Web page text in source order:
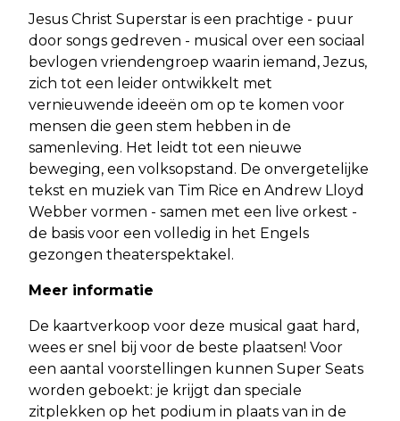
Jesus Christ Superstar is een prachtige - puur
door songs gedreven - musical over een sociaal
bevlogen vriendengroep waarin iemand, Jezus,
zich tot een leider ontwikkelt met
vernieuwende ideeën om op te komen voor
mensen die geen stem hebben in de
samenleving. Het leidt tot een nieuwe
beweging, een volksopstand. De onvergetelijke
tekst en muziek van Tim Rice en Andrew Lloyd
Webber vormen - samen met een live orkest -
de basis voor een volledig in het Engels
gezongen theaterspektakel.
Meer informatie
De kaartverkoop voor deze musical gaat hard,
wees er snel bij voor de beste plaatsen! Voor
een aantal voorstellingen kunnen Super Seats
worden geboekt: je krijgt dan speciale
zitplekken op het podium in plaats van in de